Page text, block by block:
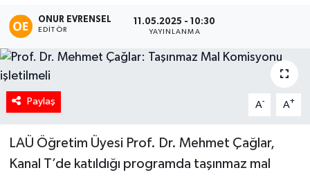
ONUR EVRENSEL
EDITÖR
11.05.2025 - 10:30
YAYINLANMA
Paylaş A- A+
LAÜ Öğretim Üyesi Prof. Dr. Mehmet Çağlar,
Kanal T’de katıldığı programda taşınmaz mal